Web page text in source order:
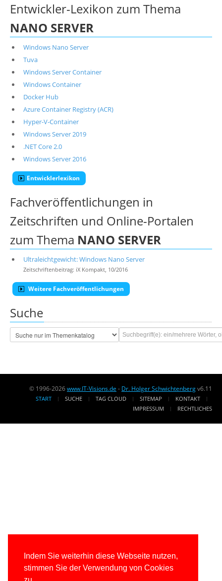
Indem Sie weiterhin diese Webseite nutzen,
stimmen Sie der Verwendung von Cookies
Entwickler-Lexikon zum Thema
NANO SERVER
Windows Nano Server
Tuva
Windows Server Container
Windows Container
Docker Hub
Azure Container Registry (ACR)
Hyper-V-Container
Windows Server 2019
.NET Core 2.0
Windows Server 2016
Entwicklerlexikon
Fachveröffentlichungen in
Zeitschriften und Online-Portalen
zum Thema NANO SERVER
Ultraleichtgewicht: Windows Nano Server
Zeitschriftenbeitrag: iX Kompakt, 10/2016
Weitere Fachveröffentlichungen
Suche
© 1996-2026www.IT-Visions.de - Dr. Holger Schwichtenbergv6.11
START SUCHE TAG CLOUD SITEMAP
KONTAKT
IMPRESSUM
RECHTLICHES